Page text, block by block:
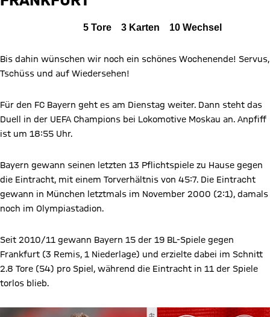
FCB
5 Tore 3 Karten 10 Wechsel
Bis dahin wünschen wir noch ein schönes Wochenende! Servus,
Tschüss und auf Wiedersehen!
Für den FC Bayern geht es am Dienstag weiter. Dann steht das
Duell in der UEFA Champions bei Lokomotive Moskau an. Anpfiff
ist um 18:55 Uhr.
Bayern gewann seinen letzten 13 Pflichtspiele zu Hause gegen
die Eintracht, mit einem Torverhältnis von 45:7. Die Eintracht
gewann in München letztmals im November 2000 (2:1), damals
noch im Olympiastadion.
Seit 2010/11 gewann Bayern 15 der 19 BL-Spiele gegen
Frankfurt (3 Remis, 1 Niederlage) und erzielte dabei im Schnitt
2.8 Tore (54) pro Spiel, während die Eintracht in 11 der Spiele
torlos blieb.